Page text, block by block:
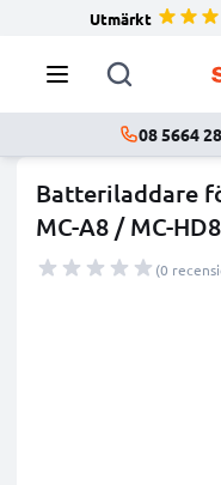
Utmärkt
08 5664
Batteriladdare
MC-A8 / MC-
(0